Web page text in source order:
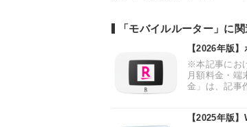
「モバイルルーター」に
【2026年版
※本記事にお
月額料金・
金」は、記事
【2025年版